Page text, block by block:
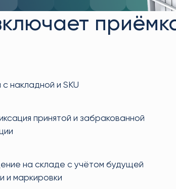
накладной и SKU
принятой и забракованной
на складе с учётом будущей
и маркировки